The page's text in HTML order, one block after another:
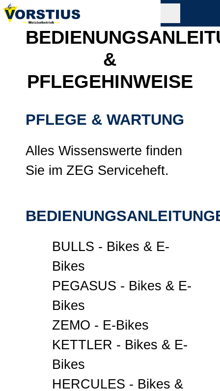
&
PFLEGEHINWEISE
PFLEGE & WARTUNG
Alles Wissenswerte finden
Sie im ZEG Serviceheft.
BULLS - Bikes & E-
Bikes
PEGASUS - Bikes & E-
Bikes
ZEMO - E-Bikes
KETTLER - Bikes & E-
Bikes
HERCULES - Bikes &